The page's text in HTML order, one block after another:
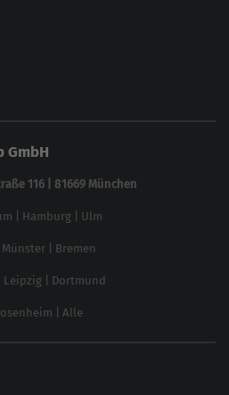
GmbH
116 | 81669 München
Hamburg Ulm
Münster Bremen
Leipzig Dortmund
Alle